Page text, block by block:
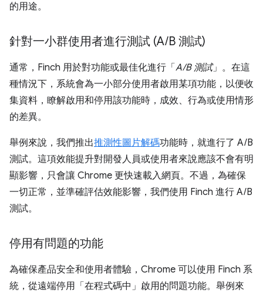
的用途。
針對一小群使用者進行測試 (A/B 測試)
通常，Finch 用於對功能或最佳化進行「 A/B 測試」。在這
種情況下，系統會為一小部分使用者啟用某項功能，以便收
集資料，瞭解啟用和停用該功能時，成效、行為或使用情形
的差異。
舉例來說，我們推出推測性圖片解碼功能時，就進行了 A/B
測試。這項效能提升對開發人員或使用者來說應該不會有明
顯影響，只會讓 Chrome 更快速載入網頁。不過，為確保
一切正常，並準確評估效能影響，我們使用 Finch 進行 A/B
測試。
停用有問題的功能
為確保產品安全和使用者體驗，Chrome 可以使用 Finch 系
統，從遠端停用「在程式碼中」啟用的問題功能。舉例來